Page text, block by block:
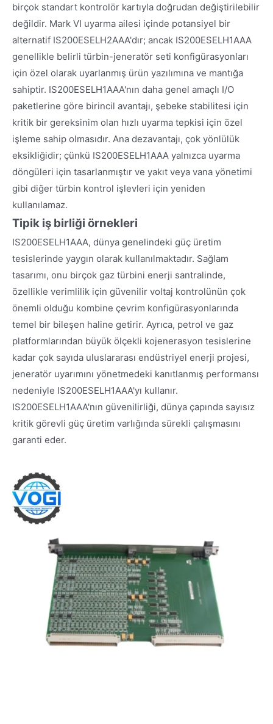
birçok standart kontrolör kartıyla doğrudan değiştirilebilir
değildir. Mark VI uyarma ailesi içinde potansiyel bir
alternatif IS200ESELH2AAA'dır; ancak IS200ESELH1AAA
genellikle belirli türbin-jeneratör seti konfigürasyonları
için özel olarak uyarlanmış ürün yazılımına ve mantığa
sahiptir. IS200ESELH1AAA'nın daha genel amaçlı I/O
paketlerine göre birincil avantajı, şebeke stabilitesi için
kritik bir gereksinim olan hızlı uyarma tepkisi için özel
işleme sahip olmasıdır. Ana dezavantajı, çok yönlülük
eksikliğidir; çünkü IS200ESELH1AAA yalnızca uyarma
döngüleri için tasarlanmıştır ve yakıt veya vana yönetimi
gibi diğer türbin kontrol işlevleri için yeniden
kullanılamaz.
Tipik iş birliği örnekleri
IS200ESELH1AAA, dünya genelindeki güç üretim
tesislerinde yaygın olarak kullanılmaktadır. Sağlam
tasarımı, onu birçok gaz türbini enerji santralinde,
özellikle verimlilik için güvenilir voltaj kontrolünün çok
önemli olduğu kombine çevrim konfigürasyonlarında
temel bir bileşen haline getirir. Ayrıca, petrol ve gaz
platformlarından büyük ölçekli kojenerasyon tesislerine
kadar çok sayıda uluslararası endüstriyel enerji projesi,
jeneratör uyarımını yönetmedeki kanıtlanmış performansı
nedeniyle IS200ESELH1AAA'yı kullanır.
IS200ESELH1AAA'nın güvenilirliği, dünya çapında sayısız
kritik görevli güç üretim varlığında sürekli çalışmasını
garanti eder.